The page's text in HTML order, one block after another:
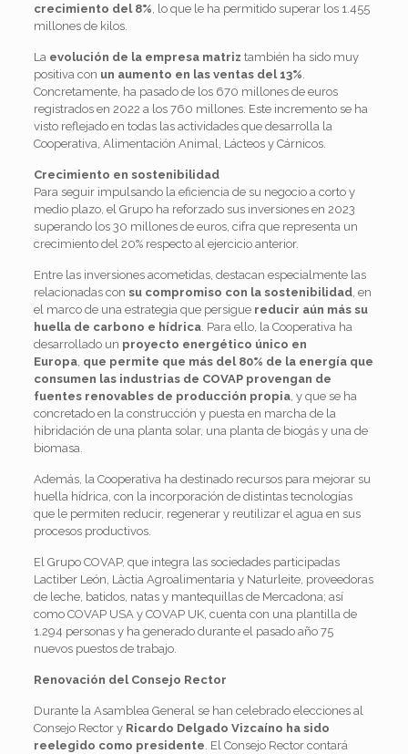
crecimiento del 8% , lo que le ha permitido superar los 1.455
millones de kilos.
La evolución de la empresa matriz también ha sido muy
positiva con un aumento en las ventas del 13%
Concretamente, ha pasado de los 670 millones de euros
registrados en 2022 a los 760 millones. Este incremento se ha
visto reflejado en todas las actividades que desarrolla la
Cooperativa, Alimentación Animal, Lácteos y Cárnicos.
Crecimiento en sostenibilidad
Para seguir impulsando la eficiencia de su negocio a corto y
medio plazo, el Grupo ha reforzado sus inversiones en 2023
superando los 30 millones de euros, cifra que representa un
crecimiento del 20% respecto al ejercicio anterior.
Entre las inversiones acometidas, destacan especialmente las
relacionadas con su compromiso con la sostenibilidad, en
el marco de una estrategia que persigue reducir aún más su
huella de carbono e hídrica. Para ello, la Cooperativa ha
desarrollado un proyecto energético único en
Europa, que permite que más del 80% de la energía que
consumen las industrias de COVAP provengan de
fuentes renovables de producción propia, y que se ha
concretado en la construcción y puesta en marcha de la
hibridación de una planta solar, una planta de biogás y una de
biomasa.
Además, la Cooperativa ha destinado recursos para mejorar su
huella hídrica, con la incorporación de distintas tecnologías
que le permiten reducir, regenerar y reutilizar el agua en sus
procesos productivos.
El Grupo COVAP, que integra las sociedades participadas
Lactiber León, Làctia Agroalimentaria y Naturleite, proveedoras
de leche, batidos, natas y mantequillas de Mercadona; así
como COVAP USA y COVAP UK, cuenta con una plantilla de
1.294 personas y ha generado durante el pasado año 75
nuevos puestos de trabajo.
Renovación del Consejo Rector
Durante la Asamblea General se han celebrado elecciones al
Consejo Rector y Ricardo Delgado Vizcaíno ha sido
reelegido como presidente . El Consejo Rector contará